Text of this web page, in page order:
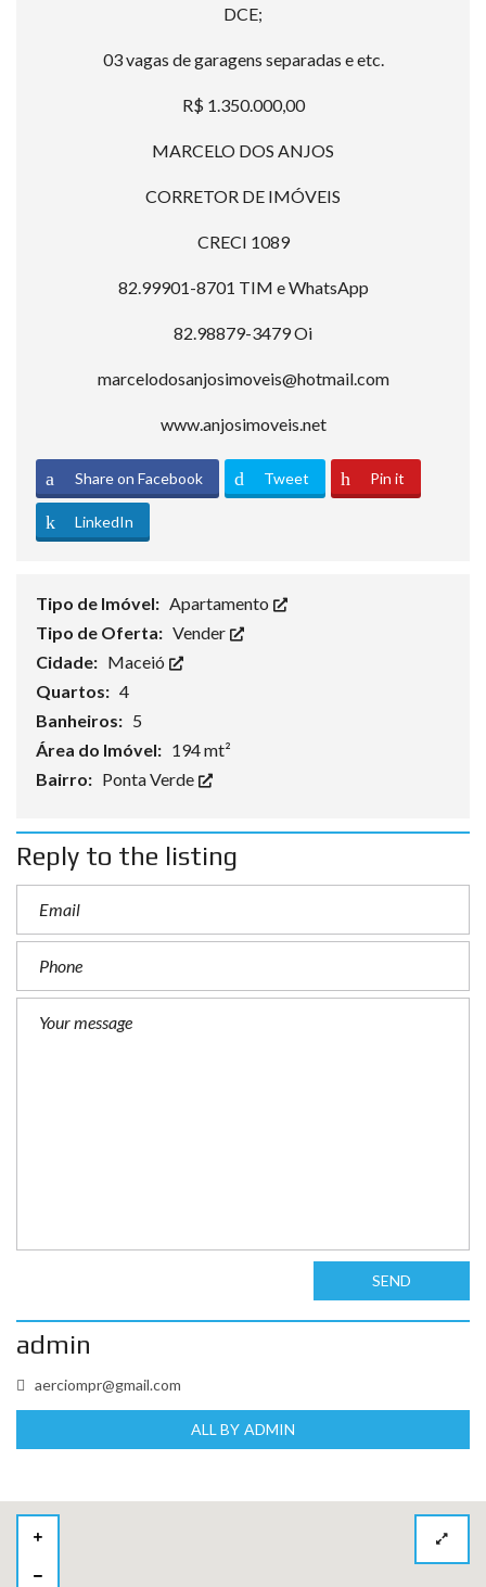
DCE;
03 vagas de garagens separadas e etc.
R$ 1.350.000,00
MARCELO DOS ANJOS
CORRETOR DE IMÓVEIS
CRECI 1089
82.99901-8701 TIM e WhatsApp
82.98879-3479 Oi
marcelodosanjosimoveis@hotmail.com
www.anjosimoveis.net
Share on Facebook Tweet Pin it
LinkedIn
Tipo de Imóvel: Apartamento
Tipo de Oferta: Vender
Cidade: Maceió
Quartos: 4
Banheiros: 5
Área do Imóvel: 194 mt²
Bairro: Ponta Verde
Reply to the listing
SEND
admin
aerciompr@gmail.com
ALL BY ADMIN